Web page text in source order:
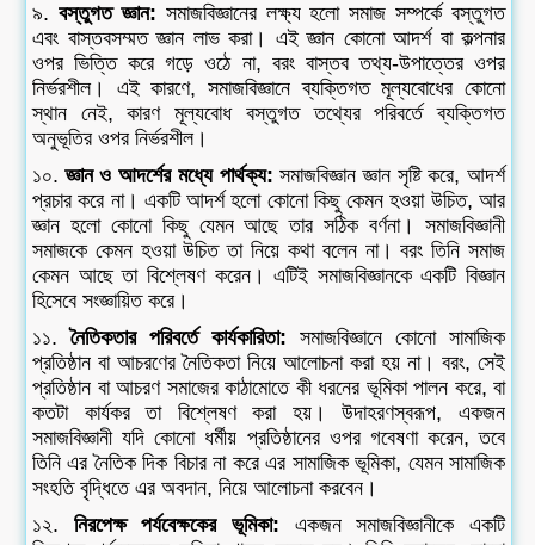
৯. বস্তুগত জ্ঞান: সমাজবিজ্ঞানের লক্ষ্য হলো সমাজ সম্পর্কে বস্তুগত
এবং বাস্তবসম্মত জ্ঞান লাভ করা। এই জ্ঞান কোনো আদর্শ বা কল্পনার
ওপর ভিত্তি করে গড়ে ওঠে না, বরং বাস্তব তথ্য-উপাত্তের ওপর
নির্ভরশীল। এই কারণে, সমাজবিজ্ঞানে ব্যক্তিগত মূল্যবোধের কোনো
স্থান নেই, কারণ মূল্যবোধ বস্তুগত তথ্যের পরিবর্তে ব্যক্তিগত
অনুভূতির ওপর নির্ভরশীল।
১০.জ্ঞান ও আদর্শের মধ্যে পার্থক্য: সমাজবিজ্ঞান জ্ঞান সৃষ্টি করে, আদর্শ
প্রচার করে না। একটি আদর্শ হলো কোনো কিছু কেমন হওয়া উচিত, আর
জ্ঞান হলো কোনো কিছু যেমন আছে তার সঠিক বর্ণনা। সমাজবিজ্ঞানী
সমাজকে কেমন হওয়া উচিত তা নিয়ে কথা বলেন না। বরং তিনি সমাজ
কেমন আছে তা বিশ্লেষণ করেন। এটিই সমাজবিজ্ঞানকে একটি বিজ্ঞান
হিসেবে সংজ্ঞায়িত করে।
১১.নৈতিকতার পরিবর্তে কার্যকারিতা: সমাজবিজ্ঞানে কোনো সামাজিক
প্রতিষ্ঠান বা আচরণের নৈতিকতা নিয়ে আলোচনা করা হয় না। বরং, সেই
প্রতিষ্ঠান বা আচরণ সমাজের কাঠামোতে কী ধরনের ভূমিকা পালন করে, বা
কতটা কার্যকর তা বিশ্লেষণ করা হয়। উদাহরণস্বরূপ, একজন
সমাজবিজ্ঞানী যদি কোনো ধর্মীয় প্রতিষ্ঠানের ওপর গবেষণা করেন, তবে
তিনি এর নৈতিক দিক বিচার না করে এর সামাজিক ভূমিকা, যেমন সামাজিক
সংহতি বৃদ্ধিতে এর অবদান, নিয়ে আলোচনা করবেন।
১২. নিরপেক্ষ পর্যবেক্ষকের ভূমিকা: একজন সমাজবিজ্ঞানীকে একটি